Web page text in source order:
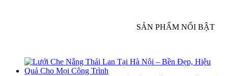
SẢN PHẨM NỔI BẬT